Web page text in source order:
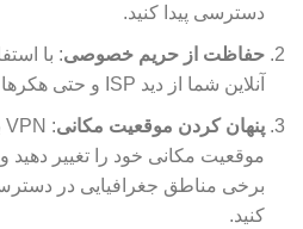
دسترسی پیدا کنید.
حفاظت از حریم خصوصی
آنلاین شما از دید ISP و حتی هکرها مخفی می‌ماند.
پنهان کردن موقعیت مکانی
موقعیت مکانی خود را تغییر دهید
برخی مناطق جغرافیایی در
کنید.